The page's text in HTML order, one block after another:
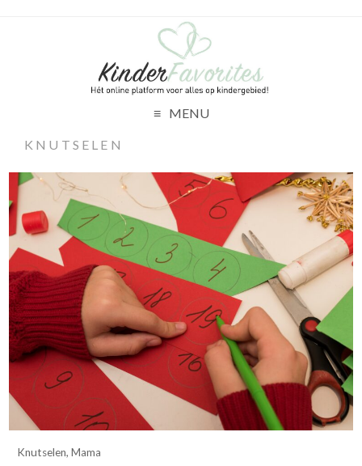
MENU
KNUTSELEN
Knutselen,Mama